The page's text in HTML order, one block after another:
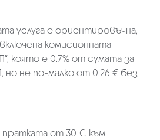
услуга е ориентировъчна,
комисионната
която е 0.7% от сумата за
но не по-малко от 0.26 € без
пратката от 30 €. към